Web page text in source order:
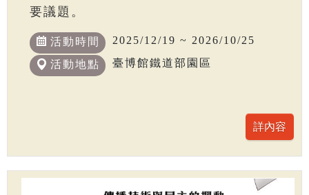
要議題。
活動時間 2025/12/19 ~ 2026/10/25
活動地點 臺博館鐵道部園區